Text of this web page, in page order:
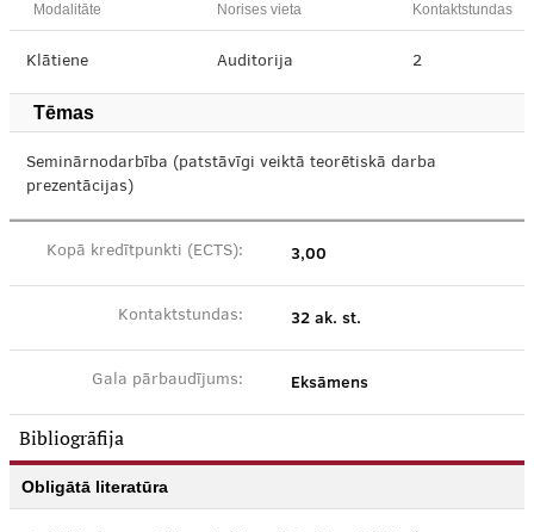
Modalitāte Norises vieta Kontaktstundas
Klātiene Auditorija 2
Tēmas
Seminārnodarbība (patstāvīgi veiktā teorētiskā darba
prezentācijas)
Kopā kredītpunkti (ECTS): 3,00
Kontaktstundas: 32 ak. st.
Gala pārbaudījums: Eksāmens
Bibliogrāfija
Obligātā literatūra